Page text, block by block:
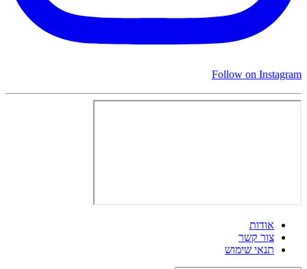
Follow on Instagram
אודות
צור קשר
תנאי שימוש